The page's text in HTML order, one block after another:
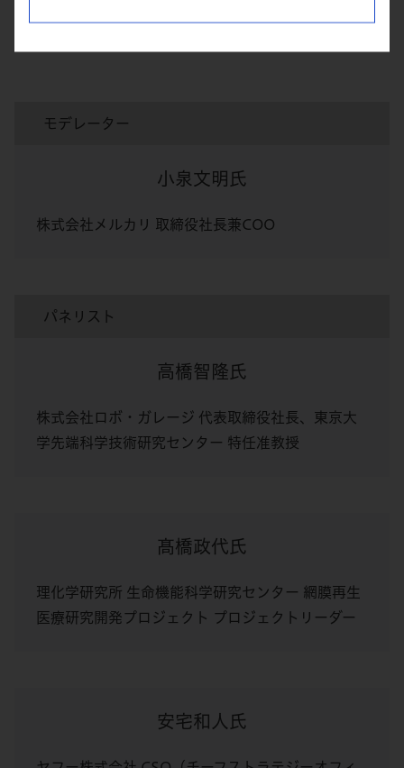
モデレーター
小泉文明氏
株式会社メルカリ 取締役社長兼COO
パネリスト
高橋智隆氏
株式会社ロボ・ガレージ 代表取締役社長、東京大
学先端科学技術研究センター 特任准教授
髙橋政代氏
理化学研究所 生命機能科学研究センター 網膜再生
医療研究開発プロジェクト プロジェクトリーダー
安宅和人氏